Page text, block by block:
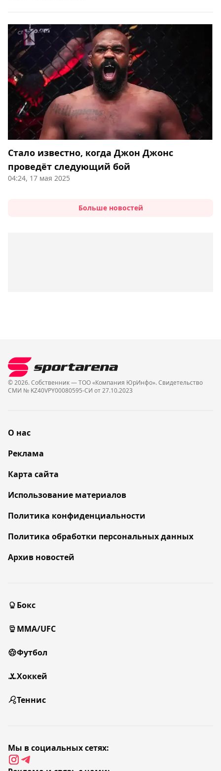
Стало известно, когда Джон Джонс
проведёт следующий бой
04:24, 17 мая 2025
Больше новостей
© 2026. Собственник — ТОО «Компания ЮрИнфо». Cвидетельство
СМИ № KZ40VPY00080595-СИ от 27.10.2023
О нас
Реклама
Карта сайта
Использование материалов
Политика конфиденциальности
Политика обработки персональных данных
Архив новостей
Бокс
MMA/UFC
Футбол
Хоккей
Теннис
Мы в социальных сетях: